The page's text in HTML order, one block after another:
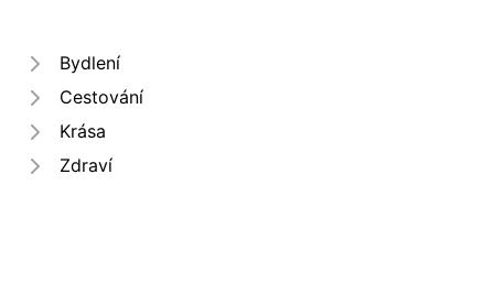
Bydlení
Cestování
Krása
Zdraví